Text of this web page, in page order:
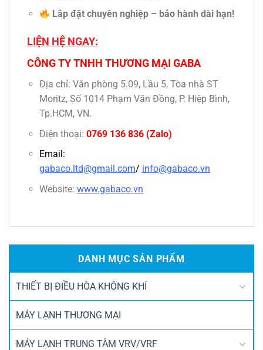
Lắp đặt chuyên nghiệp – bảo hành dài hạn!
LIỆN HỆ NGAY:
CÔNG TY TNHH THƯƠNG MẠI GABA
Địa chỉ: Văn phòng 5.09, Lầu 5, Tòa nhà ST
Moritz, Số 1014 Phạm Văn Đồng, P. Hiệp Bình,
Tp.HCM, VN.
Điện thoại: 0769 136 836 (Zalo)
Email:
gabaco.ltd@gmail.com/ info@gabaco.vn
Website: www.gabaco.vn
DANH MỤC SẢN PHẨM
THIẾT BỊ ĐIỀU HÒA KHÔNG KHÍ
MÁY LẠNH THƯƠNG MẠI
MÁY LẠNH TRUNG TÂM VRV/VRF